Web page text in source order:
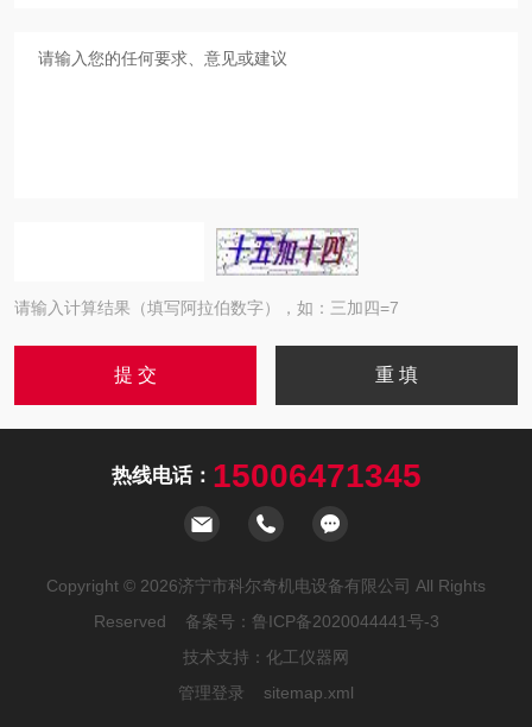
请输入计算结果（填写阿拉伯数字），如：三加四=7
热线电话： 15006471345
Copyright © 2026济宁市科尔奇机电设备有限公司 All Rights
Reserved 备案号： 鲁ICP备2020044441号-3
技术支持： 化工仪器网
管理登录
sitemap.xml